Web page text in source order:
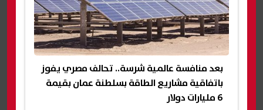
بعد منافسة عالمية شرسة.. تحالف مصري يفوز
باتفاقية مشاريع الطاقة بسلطنة عمان بقيمة
6 مليارات دولار